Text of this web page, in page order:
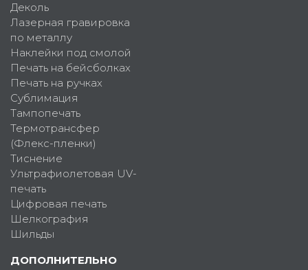
Деколь
Лазерная гравировка
по металлу
Наклейки под смолой
Печать на бейсболках
Печать на ручках
Сублимация
Тампопечать
Термотрансфер
(Флекс-пленки)
Тиснение
Ультрафиолетовая UV-
печать
Цифровая печать
Шелкография
Шильды
ДОПОЛНИТЕЛЬНО